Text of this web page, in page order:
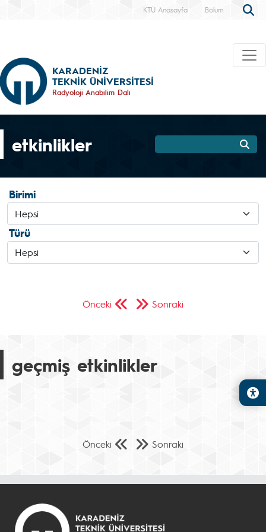
KTÜ Anasayfa Bölüm
KARADENİZ
TEKNİK ÜNİVERSİTESİ
Radyoloji Anabilim Dalı
etkinlikler
Birimi
Türü
Önceki Sonraki
geçmiş etkinlikler
Önceki Sonraki